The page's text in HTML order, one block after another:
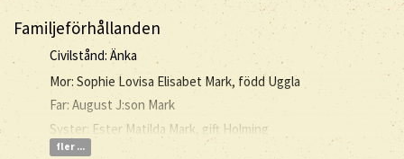
Familjeförhållanden
Civilstånd: Änka
Mor: Sophie Lovisa Elisabet Mark, född Uggla
Far: August J:son Mark
Syster: Ester Matilda Mark, gift Holming
fler ...